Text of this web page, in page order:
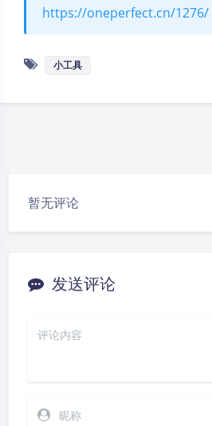
https://oneperfect.cn/1276/
小工具
暂无评论
发送评论